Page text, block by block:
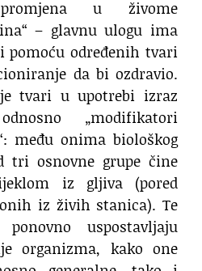
u živome
– glavnu ulogu ima
pomoću određenih tvari
da bi ozdravio.
tvari u upotrebi izraz
„modifikatori
među onima biološkog
tri osnovne grupe čine
iz gljiva (pored
iz živih stanica). Te
uspostavljaju
organizma, kako one